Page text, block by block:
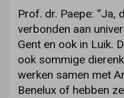
Prof. dr. Paepe: “Ja,
verbonden aan
Gent en ook in Luik.
ook sommige
werken samen met
Benelux of hebben